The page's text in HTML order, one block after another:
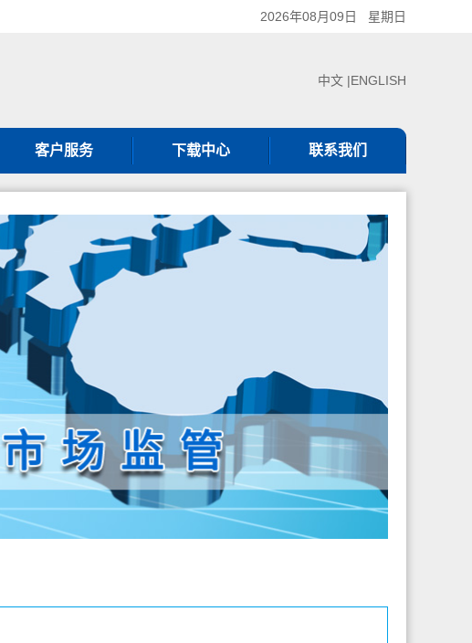
2026年08月09日 星期日
中文 |ENGLISH
客户服务
客服热线
第二方审核服务
认证规则
下载中心
下载中心
联系我们
联系我们